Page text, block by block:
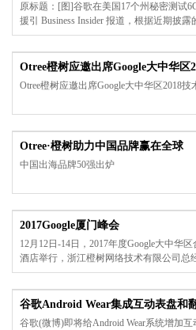
这是小说里对神秘事物司的描写。
原标题：[图]谷歌在美国17个州秘密测试
援引 Business Insider 报道，根据近期披
国 17 个州秘密测试 6GHz 网络。但目前
目前掌握的线索包括：谷歌希望在 6GHz
些频段来产生关于利用的相关技术信息，
Otree橙树应邀出席Google大中华区
Otree橙树应邀出席Google大中华区2018技
Otree·橙树助力中国品牌赢在全球
中国出海品牌50强出炉
2017Google厦门峰会
12月12日-14日，2017年度Google大中华
酒店举行，浙江橙树网络技术有限公司总
商务经理吴浩敬作为Google重要合作伙伴
谷歌Android Wear集成互动表盘和
谷歌(微博)即将给Android Wear系统增加